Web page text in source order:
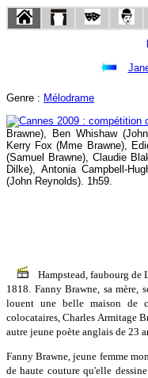
Genre : Mélodrame
Brawne), Ben Whishaw
Kerry Fox (Mme Brawne),
(Samuel Brawne), Claudie
Dilke), Antonia Campbell-
(John Reynolds). 1h59.
Hampstead, faubourg de
1818. Fanny Brawne, sa mère,
louent une belle maison de
colocataires, Charles Armitage
autre jeune poète anglais de 23
Fanny Brawne, jeune femme
de haute couture qu'elle